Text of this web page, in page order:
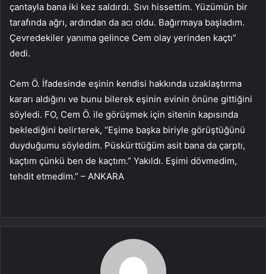
çantayla bana iki kez saldırdı. Sıvı hissettim. Yüzümün bir
tarafında ağrı, ardından da acı oldu. Bağırmaya başladım.
Çevredekiler yanıma gelince Cem olay yerinden kaçtı”
dedi.
Cem Ö. İfadesinde eşinin kendisi hakkında uzaklaştırma
kararı aldığını ve bunu bilerek eşinin evinin önüne gittiğini
söyledi. FO, Cem Ö. ile görüşmek için sitenin kapısında
beklediğini belirterek, “Eşime başka biriyle görüştüğünü
duyduğumu söyledim. Püskürttüğüm asit bana da çarptı,
kaçtım çünkü ben de kaçtım.” Yakıldı. Eşimi dövmedim,
tehdit etmedim.” – ANKARA